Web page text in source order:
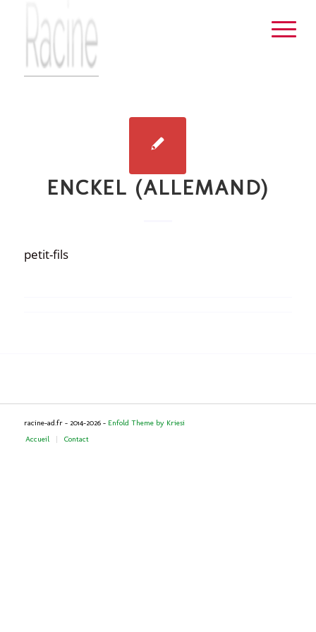
ENCKEL (ALLEMAND)
petit-fils
racine-ad.fr - 2014-2026 - Enfold Theme by Kriesi
Accueil
Contact